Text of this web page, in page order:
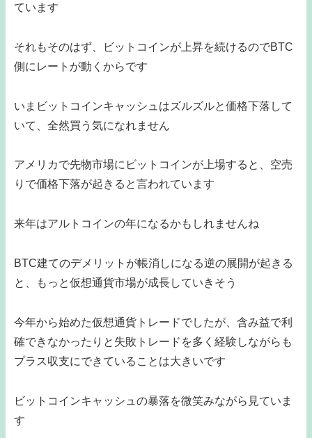
ています
それもそのはず、ビットコインが上昇を続けるのでBTC
側にレートが動くからです
いまビットコインキャッシュはズルズルと価格下落して
いて、全然買う気になれません
アメリカで先物市場にビットコインが上場すると、空売
りで価格下落が起きると言われています
来年はアルトコインの年になるかもしれませんね
BTC建てのデメリットが帳消しになる逆の展開が起きる
と、もっと仮想通貨市場が成長していきそう
今年から始めた仮想通貨トレードでしたが、含み益で利
確できなかったりと失敗トレードを多く経験しながらも
プラス収支にできていることは大きいです
ビットコインキャッシュの暴落を微笑みながら見ていま
す